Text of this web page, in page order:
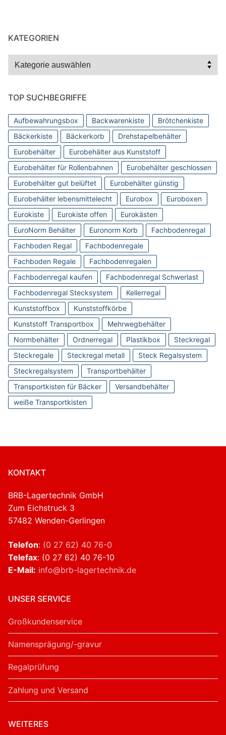
KATEGORIEN
Kategorien
TOP SUCHBEGRIFFE
Aufbewahrungsbox Backwarenkiste
Brötchenkiste
Bäckerkiste
Bäckerkorb
Drehstapelbehälter
Eurobehälter
Eurobehälter aus Kunststoff
Eurobehälter für Rollenbahnen
Eurobehälter geschlossen
Eurobehälter gut belüftet
Eurobehälter günstig
Eurobehälter lebensmittelecht
Eurobox
Euroboxen
Eurokiste
Eurokiste offen
Eurokästen
EuroNorm Behälter
Euronorm Korb
Fachbodenregal
Fachboden Regal
Fachbodenregale
Fachboden Regale
Fachbodenregalen
Fachbodenregal kaufen
Fachbodenregal Schwerlast
Fachbodenregal Stecksystem
Kellerregal
Kunststoffbox
Kunststoffkörbe
Kunststoff Transportbox
Mehrwegbehälter
Normbehälter
Ordnerregal Plastikbox
Steckregal
Steckregale
Steckregal metall
Steck Regalsystem
Steckregalsystem
Transportbehälter
Transportkisten für Bäcker
Versandbehälter
weiße Transportkisten
KONTAKT
BRB-Lagertechnik GmbH
Zum Eichstruck 3
57482 Wenden-Gerlingen
Telefon: (0 27 62) 40 76-0
Telefax: (0 27 62) 40 76-10
E-Mail: info@brb-lagertechnik.de
UNSER SERVICE
Großkundenservice
Namensprägung/-gravur
Regalprüfung
Zahlung und Versand
WEITERES